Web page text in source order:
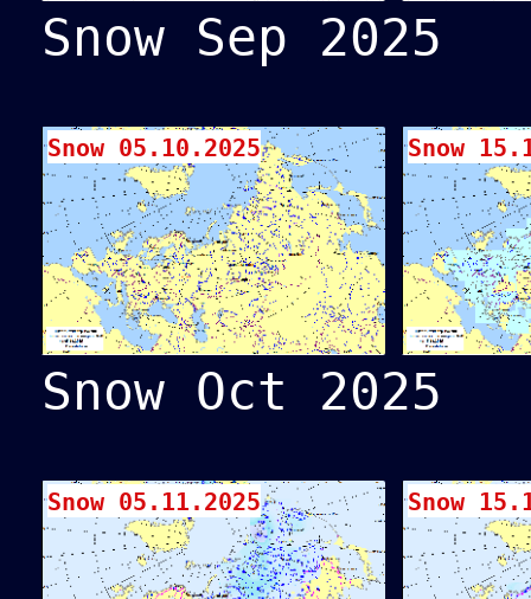
Snow Sep 2025
Snow 05.10.2025 Snow
Snow Oct 2025
Snow 05.11.2025 Snow